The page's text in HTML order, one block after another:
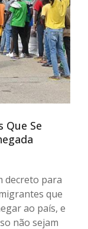
Que Se
decreto para
que
ao país, e
não sejam